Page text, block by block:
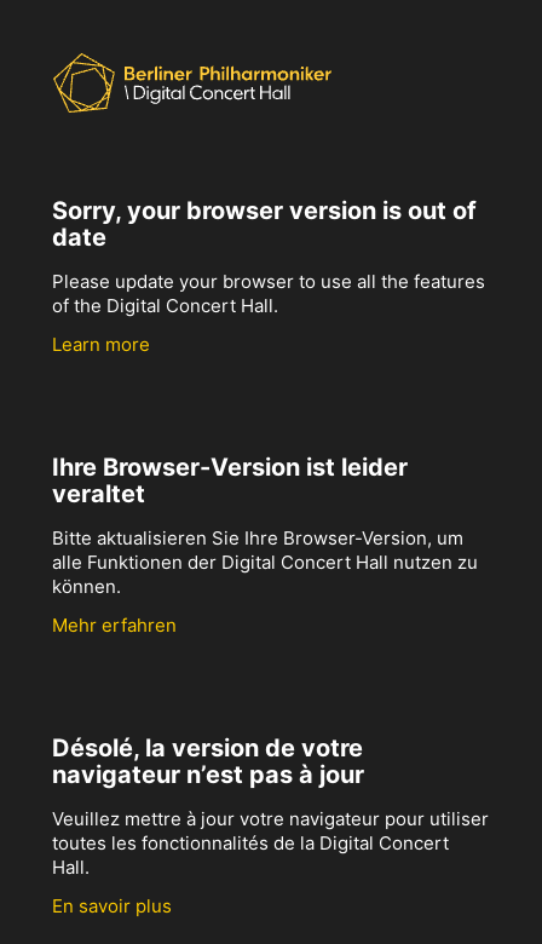
Sorry, your browser version is out of
date
Please update your browser to use all the features
of the Digital Concert Hall.
Learn more
Ihre Browser-Version ist leider
veraltet
Bitte aktualisieren Sie Ihre Browser-Version, um
alle Funktionen der Digital Concert Hall nutzen zu
können.
Mehr erfahren
Désolé, la version de votre
navigateur n’est pas à jour
Veuillez mettre à jour votre navigateur pour utiliser
toutes les fonctionnalités de la Digital Concert
Hall.
En savoir plus